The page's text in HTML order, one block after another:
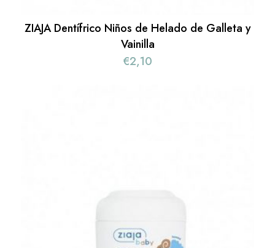
ZIAJA Dentífrico Niños de Helado de Galleta y
Vainilla
€2,10